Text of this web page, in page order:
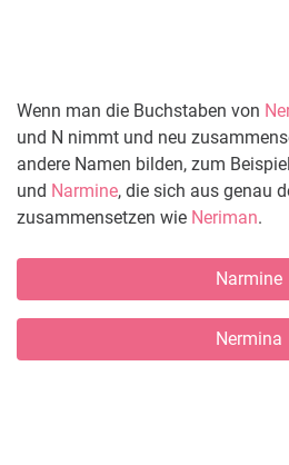
Wenn man die Buchstaben von
und N nimmt und neu
andere Namen bilden, zum
und Narmine, die sich aus genau
zusammensetzen wie Neriman.
Narmine
Nermina